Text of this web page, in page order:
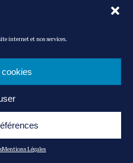
internet et nos services.
cookies
Mentions Légales
% culture française sur des
cinéma, gastronomie, sport …